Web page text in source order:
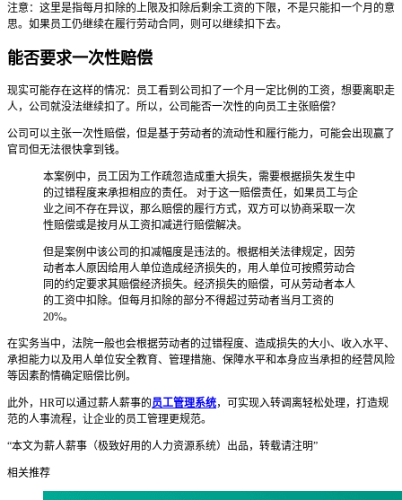
注意：这里是指每月扣除的上限及扣除后剩余工资的下限，不是只能扣一个月的意
思。如果员工仍继续在履行劳动合同，则可以继续扣下去。
能否要求一次性赔偿
现实可能存在这样的情况：员工看到公司扣了一个月一定比例的工资，想要离职走
人，公司就没法继续扣了。所以，公司能否一次性的向员工主张赔偿？
公司可以主张一次性赔偿，但是基于劳动者的流动性和履行能力，可能会出现赢了
官司但无法很快拿到钱。
本案例中，员工因为工作疏忽造成重大损失，需要根据损失发生中
的过错程度来承担相应的责任。 对于这一赔偿责任，如果员工与企
业之间不存在异议，那么赔偿的履行方式，双方可以协商采取一次
性赔偿或是按月从工资扣减进行赔偿解决。
但是案例中该公司的扣减幅度是违法的。根据相关法律规定，因劳
动者本人原因给用人单位造成经济损失的，用人单位可按照劳动合
同的约定要求其赔偿经济损失。经济损失的赔偿，可从劳动者本人
的工资中扣除。但每月扣除的部分不得超过劳动者当月工资的
20%。
在实务当中，法院一般也会根据劳动者的过错程度、造成损失的大小、收入水平、
承担能力以及用人单位安全教育、管理措施、保障水平和本身应当承担的经营风险
等因素酌情确定赔偿比例。
此外，HR可以通过薪人薪事的员工管理系统，可实现入转调离轻松处理，打造规
范的人事流程，让企业的员工管理更规范。
“本文为薪人薪事（极致好用的人力资源系统）出品，转载请注明”
相关推荐